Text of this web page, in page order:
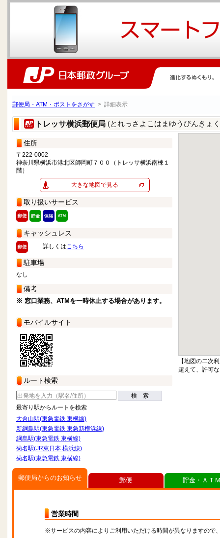
郵便局・ATM・ポストをさがす > 詳細表示
トレッサ横浜郵便局 (とれっさよこはまゆうびんきょ
住所
〒222-0002
神奈川県横浜市港北区師岡町７００（トレッサ横浜南棟１
階）
大きな地図で見る
取り扱いサービス
キャッシュレス
詳しくはこちら
駐車場
なし
備考
※ 窓口業務、ATMを一時休止する場合があります。
モバイルサイト
ルート検索
検 索
最寄り駅からルートを検索
大倉山駅(東急電鉄 東横線)
新綱島駅(東急電鉄 東急新横浜線)
綱島駅(東急電鉄 東横線)
菊名駅(JR東日本 横浜線)
菊名駅(東急電鉄 東横線)
【地図の二次
超えて、許可
郵便局からのお知らせ
営業時間
※サービスの内容によりご利用いただける時間が異なりますので
郵便 貯金・ＡＴ